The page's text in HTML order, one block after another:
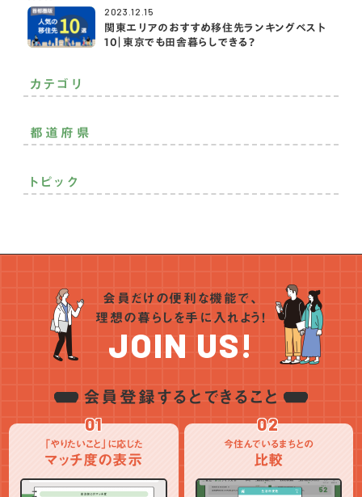
2023.12.15
関東エリアのおすすめ移住先ランキングベスト
10｜東京でも田舎暮らしできる？
カテゴリ
その他
都道府県
関東
中国
九州・沖縄
トピック
地域貢献 定年後の暮らし お金の話 起業・創業
インタビュー 統計データ アンケート 地域おこし協力隊
ワーケーション PR NEWS
会員だけの便利な機能で、
理想の暮らしを手に入れよう！
JOIN US!
会員登録するとできること
01
「やりたいこと」に応じた
マッチ度の表示
02
今住んでいるまちとの
比較